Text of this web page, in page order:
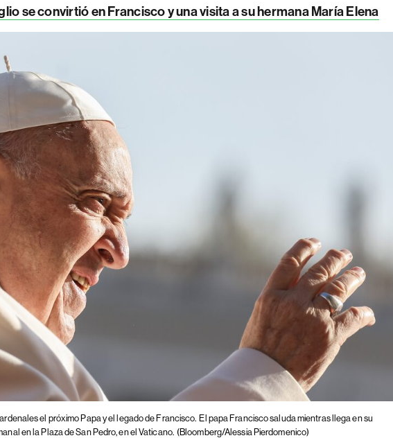
se convirtió en Francisco y una visita a su hermana María Elena
el próximo Papa y el legado de Francisco. El papa Francisco saluda mientras llega en su
en la Plaza de San Pedro, en el Vaticano. (Bloomberg/Alessia Pierdomenico)